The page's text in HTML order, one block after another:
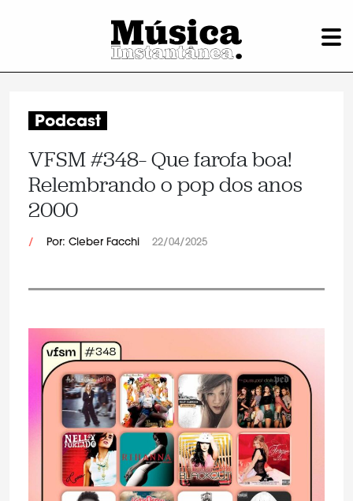
Podcast
VFSM #348– Que farofa boa!
Relembrando o pop dos anos
2000
/ Por: Cleber Facchi 22/04/2025